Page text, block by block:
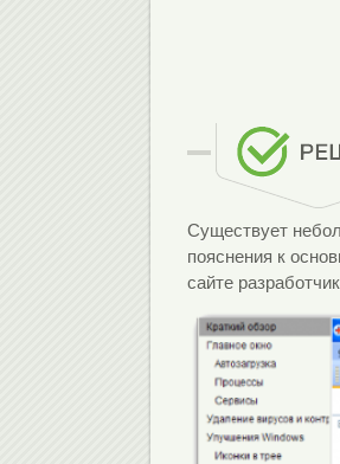
Существует
пояснения к
сайте